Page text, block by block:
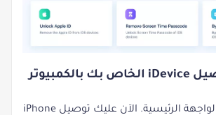
ستري زر ابدأ في الواجهة الرئيسية. الآن عليك توصيل iPhone